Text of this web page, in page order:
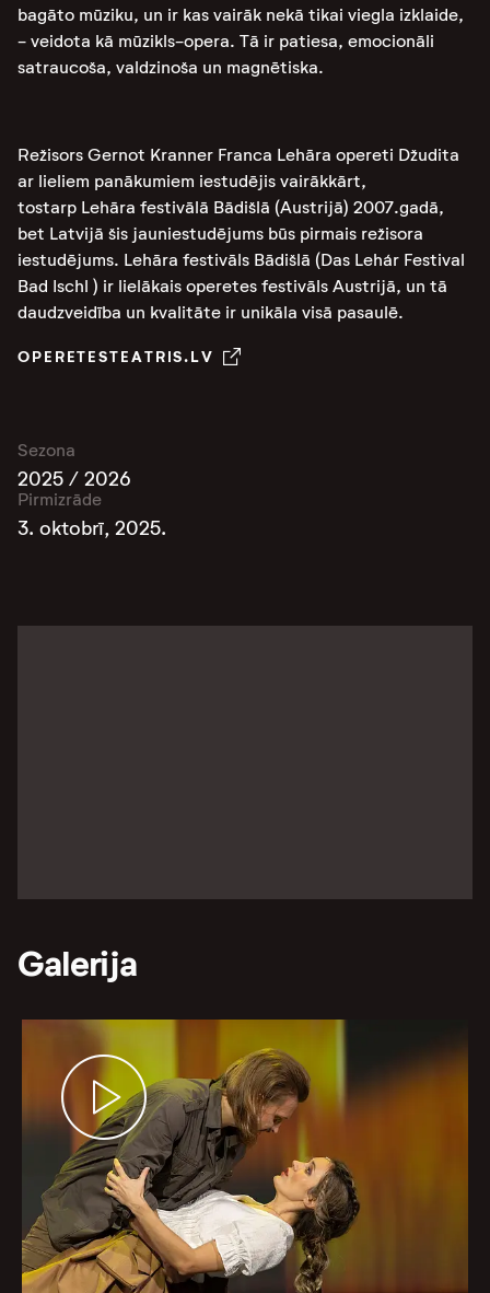
bagāto mūziku, un ir kas vairāk nekā tikai viegla izklaide,
- veidota kā mūzikls-opera. Tā ir patiesa, emocionāli
satraucoša, valdzinoša un magnētiska.
Režisors Gernot Kranner Franca Lehāra opereti Džudita
ar lieliem panākumiem iestudējis vairākkārt,
tostarp Lehāra festivālā Bādišlā (Austrijā) 2007.gadā,
bet Latvijā šis jauniestudējums būs pirmais režisora
iestudējums. Lehāra festivāls Bādišlā (Das Lehár Festival
Bad Ischl ) ir lielākais operetes festivāls Austrijā, un tā
daudzveidība un kvalitāte ir unikāla visā pasaulē.
OPERETESTEATRIS.LV
Sezona
2025 / 2026
Pirmizrāde
3. oktobrī, 2025.
Galerija